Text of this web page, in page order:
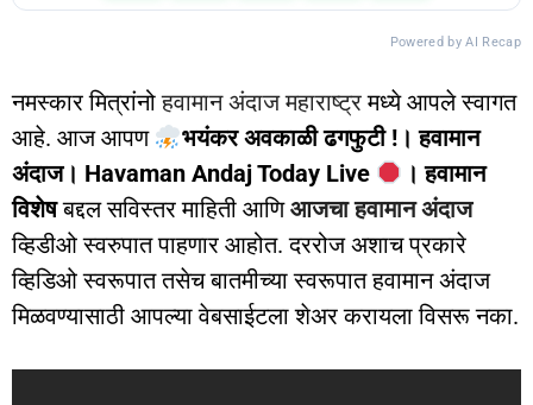
Powered by AI Recap
नमस्कार मित्रांनोहवामान अंदाज महाराष्ट्रमध्ये आपले स्वागत
आहे. आज आपण
भयंकर अवकाळी ढगफुटी !। हवामान
अंदाज। Havaman Andaj Today Live
। हवामान
विशेषबद्दल सविस्तर माहिती आणिआजचा हवामान अंदाज
व्हिडीओ स्वरुपात पाहणार आहोत. दररोज अशाच प्रकारे
व्हिडिओ स्वरूपात तसेच बातमीच्या स्वरूपात हवामान अंदाज
मिळवण्यासाठी आपल्या वेबसाईटला शेअर करायला विसरू नका.